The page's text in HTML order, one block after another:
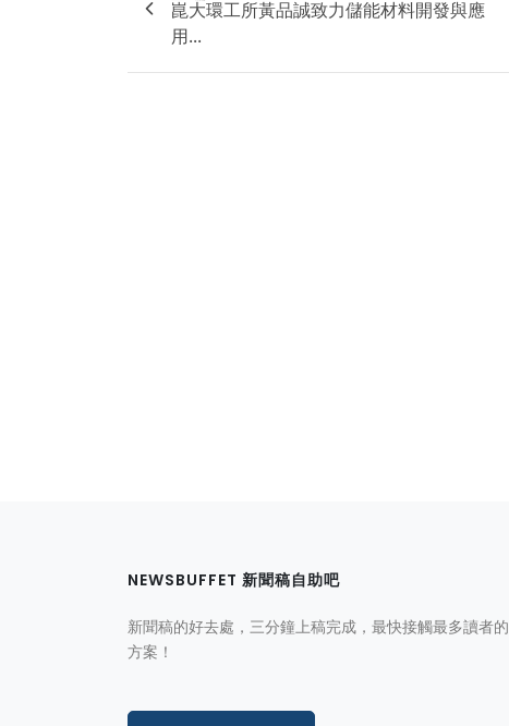
崑大環工所黃品誠致力儲能材料開發與應
用...
NEWSBUFFET 新聞稿自助吧
新聞稿的好去處，三分鐘上稿完成，最快接觸最多讀者的
方案！